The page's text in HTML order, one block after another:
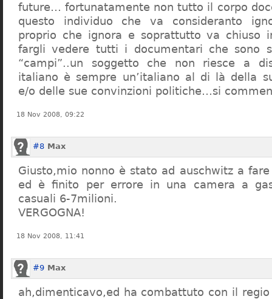
future… fortunatamente non tutto il corpo
questo individuo che va consideranto
proprio che ignora e soprattutto va chiuso
fargli vedere tutti i documentari che sono
“campi”..un soggetto che non riesce a
italiano è sempre un’italiano al di là della
e/o delle sue convinzioni politiche…si
18 Nov 2008, 09:22
#8 Max
Giusto,mio nonno è stato ad auschwitz a
ed è finito per errore in una camera a
casuali 6-7milioni.
VERGOGNA!
18 Nov 2008, 11:41
#9 Max
ah,dimenticavo,ed ha combattuto con il